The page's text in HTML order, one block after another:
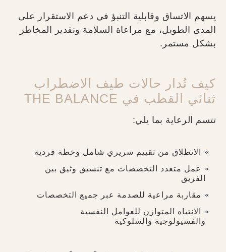
يسهم الاتساق وقابلية التنبؤ في دعم الاستقرار على
المدى الطويل، مع مراعاة السلامة وتقدير المخاطر
بشكل مستمر.
كيف تُدار حالات طيف الاضطراب
ثنائي القطب في THE BALANCE
تتسم الرعاية بما يلي:
الانطلاق من تقييم سريري شامل وخطة فردية
عمل متعدد التخصصات مع تنسيق وثيق بين
الفريق
مقاربة مراعية للصدمة عبر جميع التخصصات
الانتباه المتوازن للعوامل النفسية
والفسيولوجية والسلوكية